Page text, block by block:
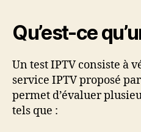
Qu’est-ce
Un test IPTV consiste à
service IPTV proposé
permet d’évaluer
tels que :